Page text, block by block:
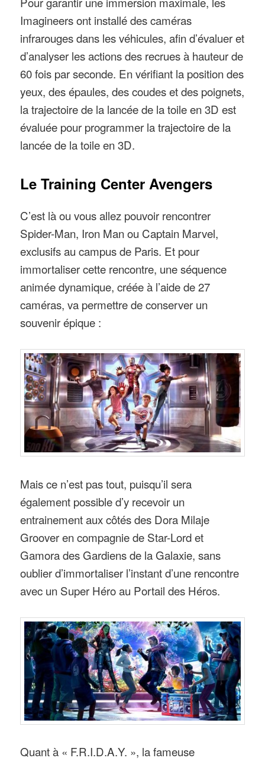
Imagineers ont installé des caméras
infrarouges dans les véhicules, afin d’évaluer et
d’analyser les actions des recrues à hauteur de
60 fois par seconde. En vérifiant la position des
yeux, des épaules, des coudes et des poignets,
la trajectoire de la lancée de la toile en 3D est
évaluée pour programmer la trajectoire de la
lancée de la toile en 3D.
Le Training Center Avengers
C’est là ou vous allez pouvoir rencontrer
Spider-Man, Iron Man ou Captain Marvel,
exclusifs au campus de Paris. Et pour
immortaliser cette rencontre, une séquence
animée dynamique, créée à l’aide de 27
caméras, va permettre de conserver un
souvenir épique :
Mais ce n’est pas tout, puisqu’il sera
également possible d’y recevoir un
entrainement aux côtés des Dora Milaje
Groover en compagnie de Star-Lord et
Gamora des Gardiens de la Galaxie, sans
oublier d’immortaliser l’instant d’une rencontre
avec un Super Héro au Portail des Héros.
Quant à « F.R.I.D.A.Y. », la fameuse